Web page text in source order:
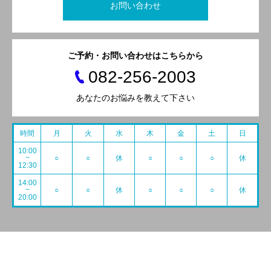
お問い合わせ
ご予約・お問い合わせはこちらから
082-256-2003
あなたのお悩みを教えて下さい
時間 月 火 水 木 金 土 日
10:00
~
12:30
○ ○ 休 ○ ○ ○ 休
14:00
~
20:00
○ ○ 休 ○ ○ ○ 休